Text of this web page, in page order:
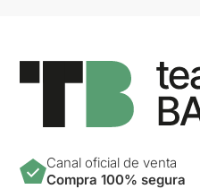
Canal oficial de venta
Compra 100% segura